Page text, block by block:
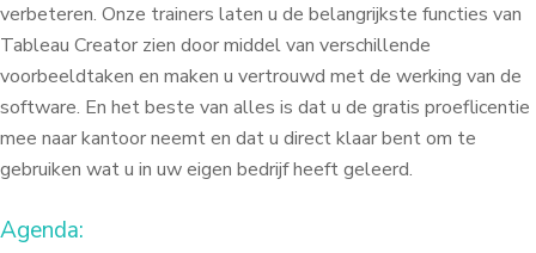
verbeteren. Onze trainers laten u de belangrijkste functies van
Tableau Creator zien door middel van verschillende
voorbeeldtaken en maken u vertrouwd met de werking van de
software. En het beste van alles is dat u de gratis proeflicentie
mee naar kantoor neemt en dat u direct klaar bent om te
gebruiken wat u in uw eigen bedrijf heeft geleerd.
Agenda: